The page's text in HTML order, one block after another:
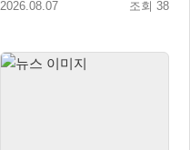
2026.08.07 조회 38